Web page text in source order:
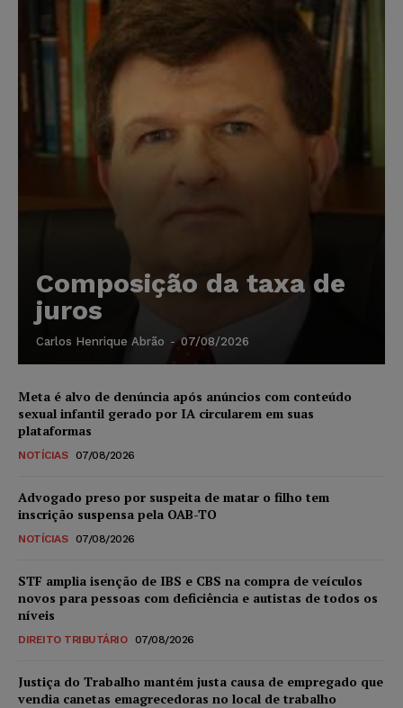
Composição da taxa de
juros
Carlos Henrique Abrão - 07/08/2026
Meta é alvo de denúncia após anúncios com conteúdo
sexual infantil gerado por IA circularem em suas
plataformas
NOTÍCIAS 07/08/2026
Advogado preso por suspeita de matar o filho tem
inscrição suspensa pela OAB-TO
NOTÍCIAS 07/08/2026
STF amplia isenção de IBS e CBS na compra de veículos
novos para pessoas com deficiência e autistas de todos os
níveis
DIREITO TRIBUTÁRIO 07/08/2026
Justiça do Trabalho mantém justa causa de empregado que
vendia canetas emagrecedoras no local de trabalho